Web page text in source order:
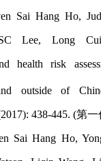
Sai Hang Ho,
SC Lee, Long
health risk
outside of
438-445. (第一
Sai Hang Ho,